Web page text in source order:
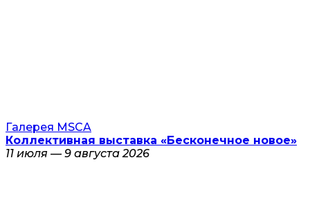
Галерея MSCA
Коллективная выставка «Бесконечное новое»
11 июля — 9 августа 2026